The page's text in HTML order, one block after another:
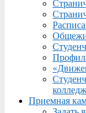
Приемная